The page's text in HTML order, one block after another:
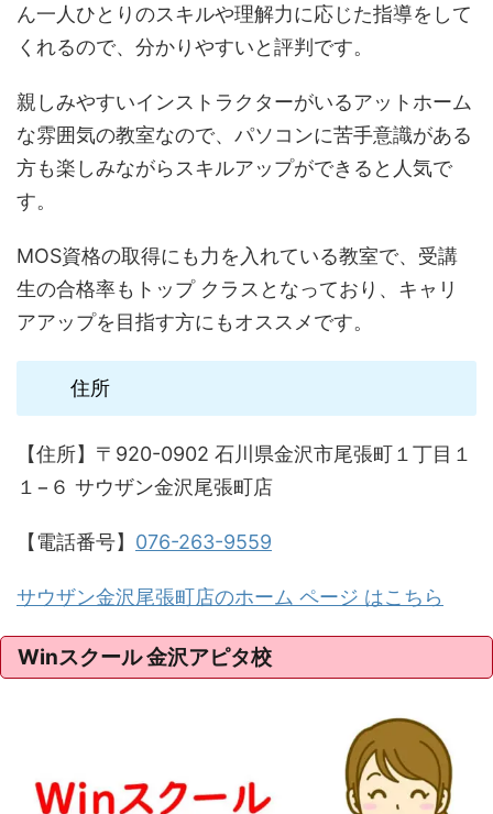
ん一人ひとりのスキルや理解力に応じた指導をして
くれるので、分かりやすいと評判です。
親しみやすいインストラクターがいるアットホーム
な雰囲気の教室なので、パソコンに苦手意識がある
方も楽しみながらスキルアップができると人気で
す。
MOS資格の取得にも力を入れている教室で、受講
生の合格率もトップ クラスとなっており、キャリ
アアップを目指す方にもオススメです。
住所
【住所】〒920-0902 石川県金沢市尾張町１丁目１
１−６ サウザン金沢尾張町店
【電話番号】 076-263-9559
サウザン金沢尾張町店のホーム ページ はこちら
Winスクール 金沢アピタ校